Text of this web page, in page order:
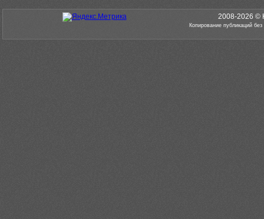
2008-2026 ©
Копирование публикаций